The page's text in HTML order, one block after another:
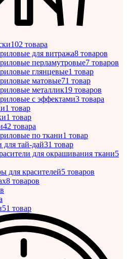
102 товара
для витража8 товаров
перламутровые7 товаров
глянцевые1 товар
матовые71 товар
металлик19 товаров
с эффектами3 товара
1 товар
1 товар
42 товара
по ткани1 товар
для тай-дай31 товар
для окрашивания ткани5
для красителей5 товаров
8 товаров
51 товар